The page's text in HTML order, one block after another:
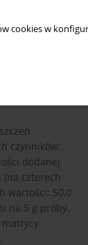
cookies w
czynników:
dodanej
czterech
wartości: 50,0
na 5 g próby.